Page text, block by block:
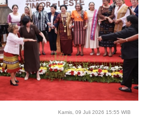
Kamis, 09 Juli 2026 15:55 WIB